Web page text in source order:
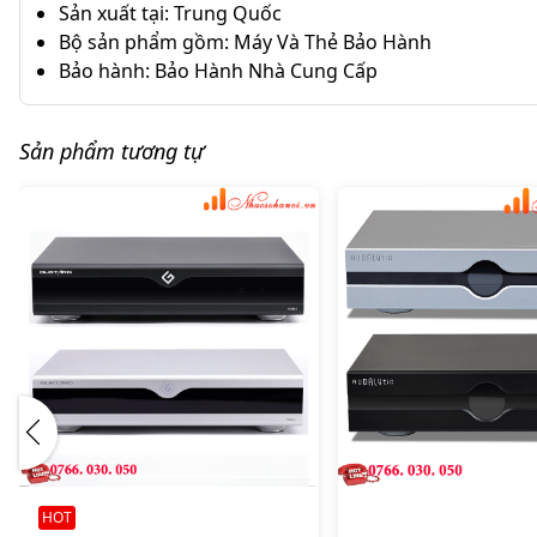
Sản xuất tại: Trung Quốc
Bộ sản phẩm gồm: Máy Và Thẻ Bảo Hành
Bảo hành: Bảo Hành Nhà Cung Cấp
Sản phẩm tương tự
HOT